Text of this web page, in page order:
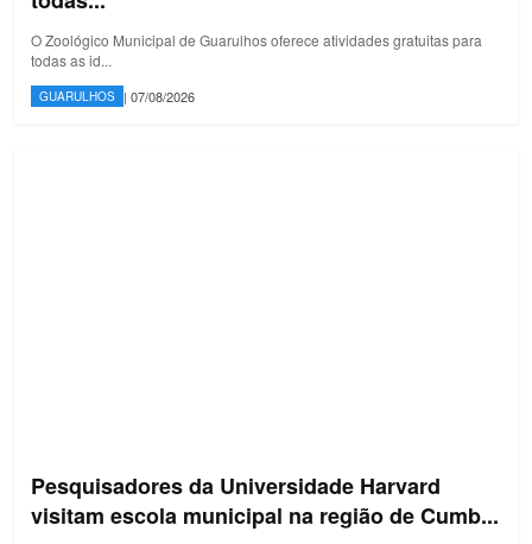
O Zoológico Municipal de Guarulhos oferece atividades gratuitas para
todas as id...
GUARULHOS | 07/08/2026
Pesquisadores da Universidade Harvard
visitam escola municipal na região de Cumb...